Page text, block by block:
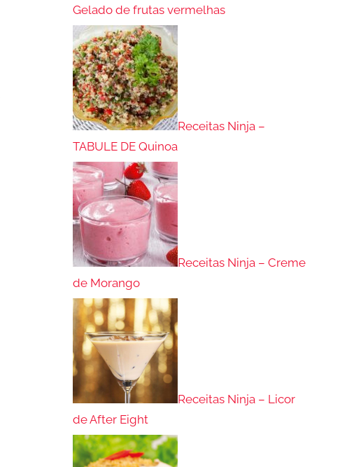
Gelado de frutas vermelhas
Receitas Ninja –
TABULE DE Quinoa
Receitas Ninja – Creme
de Morango
Receitas Ninja – Licor
de After Eight